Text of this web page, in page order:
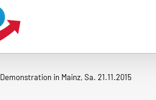
Demonstration in Mainz, Sa. 21.11.2015